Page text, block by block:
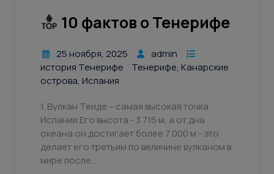
10 фактов о Тенерифе
25 ноября, 2025
admin
история Тенерифе
Тенерифе, Канарские
острова, Испания
1. Вулкан Тейде – самая высокая точка
Испании Его высота - 3 715 м, а от дна
океана он достигает более 7 000 м - это
делает его третьим по величине вулканом в
мире после…